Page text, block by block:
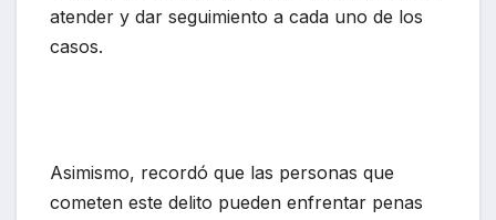
atender y dar seguimiento a cada uno de los
casos.
Asimismo, recordó que las personas que
cometen este delito pueden enfrentar penas